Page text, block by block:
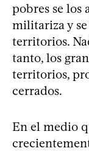
pobres se los
militariza y se
territorios.
tanto, los
territorios,
cerrados.
En el medio